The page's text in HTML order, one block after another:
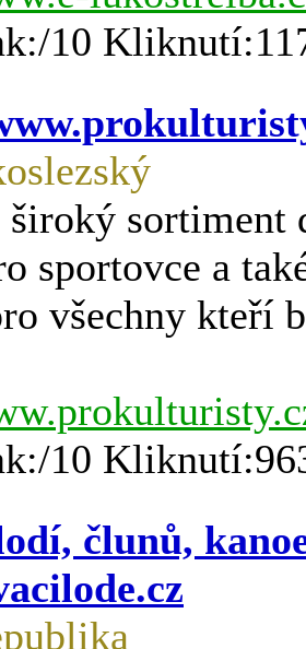
10
sortiment
sportovce a
všechny kteří
10
člunů,